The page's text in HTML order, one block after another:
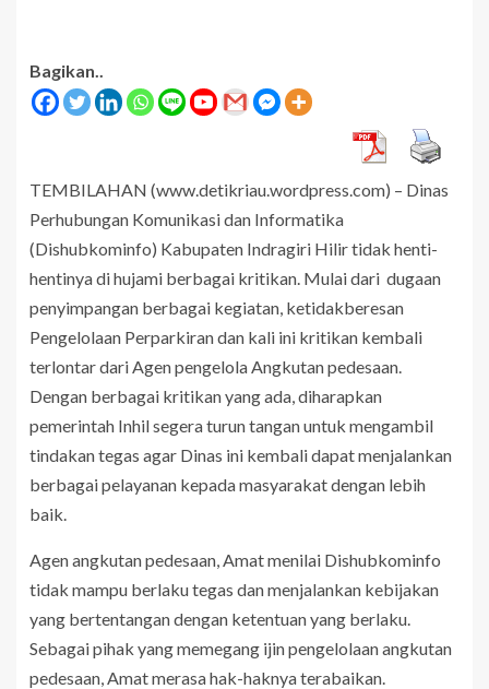
Bagikan..
TEMBILAHAN (www.detikriau.wordpress.com) – Dinas
Perhubungan Komunikasi dan Informatika
(Dishubkominfo) Kabupaten Indragiri Hilir tidak henti-
hentinya di hujami berbagai kritikan. Mulai dari dugaan
penyimpangan berbagai kegiatan, ketidakberesan
Pengelolaan Perparkiran dan kali ini kritikan kembali
terlontar dari Agen pengelola Angkutan pedesaan.
Dengan berbagai kritikan yang ada, diharapkan
pemerintah Inhil segera turun tangan untuk mengambil
tindakan tegas agar Dinas ini kembali dapat menjalankan
berbagai pelayanan kepada masyarakat dengan lebih
baik.
Agen angkutan pedesaan, Amat menilai Dishubkominfo
tidak mampu berlaku tegas dan menjalankan kebijakan
yang bertentangan dengan ketentuan yang berlaku.
Sebagai pihak yang memegang ijin pengelolaan angkutan
pedesaan, Amat merasa hak-haknya terabaikan.